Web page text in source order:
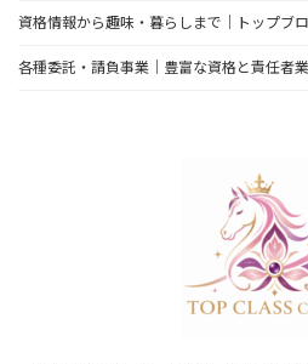
資格情報から趣味・暮らしまで｜トップブ
各種委託・請負事業｜豊富な資格と責任者